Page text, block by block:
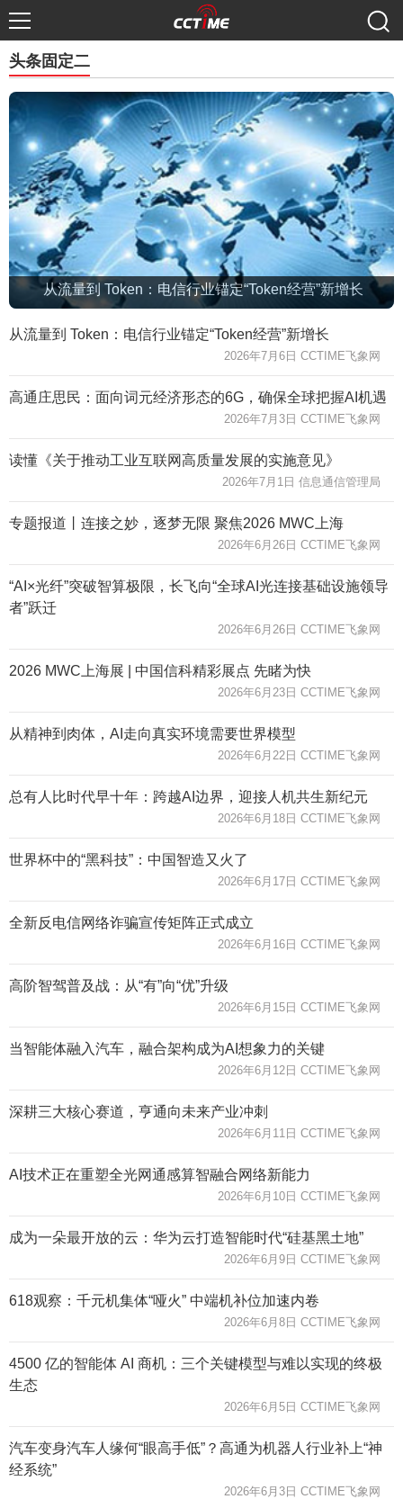
头条固定二
从流量到 Token：电信行业锚定“Token经营”新增长
从流量到 Token：电信行业锚定“Token经营”新增长
2026年7月6日 CCTIME飞象网
高通庄思民：面向词元经济形态的6G，确保全球把握AI机遇
2026年7月3日 CCTIME飞象网
读懂《关于推动工业互联网高质量发展的实施意见》
2026年7月1日 信息通信管理局
专题报道丨连接之妙，逐梦无限 聚焦2026 MWC上海
2026年6月26日 CCTIME飞象网
“AI×光纤”突破智算极限，长飞向“全球AI光连接基础设施领导
者”跃迁
2026年6月26日 CCTIME飞象网
2026 MWC上海展 | 中国信科精彩展点 先睹为快
2026年6月23日 CCTIME飞象网
从精神到肉体，AI走向真实环境需要世界模型
2026年6月22日 CCTIME飞象网
总有人比时代早十年：跨越AI边界，迎接人机共生新纪元
2026年6月18日 CCTIME飞象网
世界杯中的“黑科技”：中国智造又火了
2026年6月17日 CCTIME飞象网
全新反电信网络诈骗宣传矩阵正式成立
2026年6月16日 CCTIME飞象网
高阶智驾普及战：从“有”向“优”升级
2026年6月15日 CCTIME飞象网
当智能体融入汽车，融合架构成为AI想象力的关键
2026年6月12日 CCTIME飞象网
深耕三大核心赛道，亨通向未来产业冲刺
2026年6月11日 CCTIME飞象网
AI技术正在重塑全光网通感算智融合网络新能力
2026年6月10日 CCTIME飞象网
成为一朵最开放的云：华为云打造智能时代“硅基黑土地”
2026年6月9日 CCTIME飞象网
618观察：千元机集体“哑火” 中端机补位加速内卷
2026年6月8日 CCTIME飞象网
4500 亿的智能体 AI 商机：三个关键模型与难以实现的终极
生态
2026年6月5日 CCTIME飞象网
汽车变身汽车人缘何“眼高手低”？高通为机器人行业补上“神
经系统”
2026年6月3日 CCTIME飞象网